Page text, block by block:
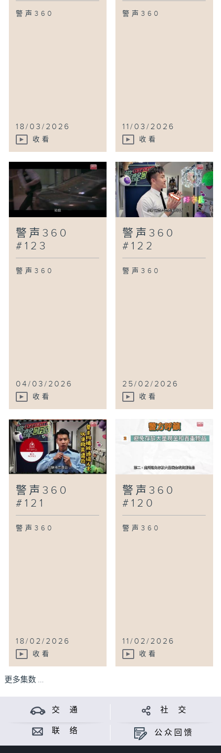
警声360
18/03/2026
收看
警声360
11/03/2026
收看
警声360
#123
警声360
04/03/2026
收看
警声360
#122
警声360
25/02/2026
收看
警声360
#121
警声360
18/02/2026
收看
警声360
#120
警声360
11/02/2026
收看
更多集数 ...
交 通 社 交
联 络 公众回馈